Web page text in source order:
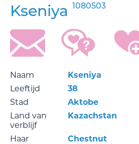
Kseniya 1080503
Naam
Kseniya
Leeftijd
38
Stad
Aktobe
Land van
verblijf
Kazachstan
Haar
Chestnut